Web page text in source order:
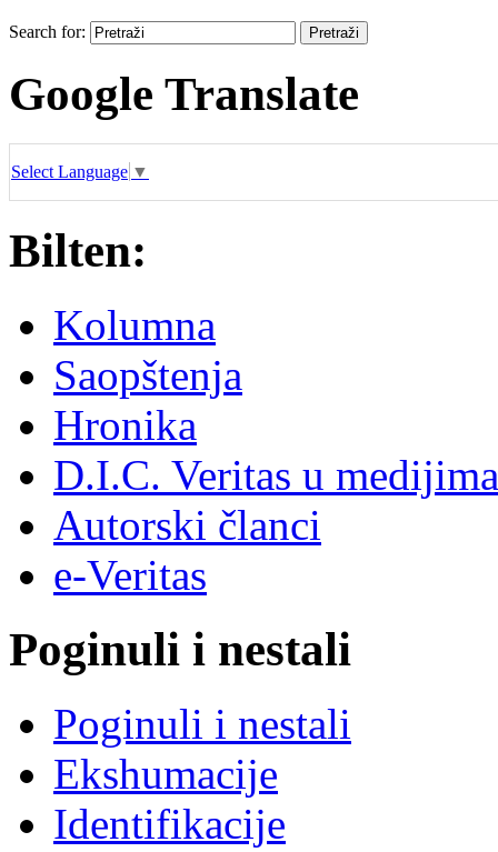
Search for:
Google Translate
Select Language ▼
Bilten:
Kolumna
Saopštenja
Hronika
D.I.C. Veritas u medijima
Autorski članci
e-Veritas
Poginuli i nestali
Poginuli i nestali
Ekshumacije
Identifikacije